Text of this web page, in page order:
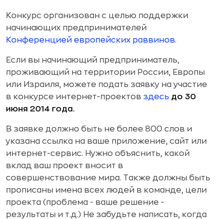
Конкурс организован с целью поддержки
начинающих предпринимателей
Конференцией европейских раввинов.
Если вы начинающий предприниматель,
проживающий на территории России, Европы
или Израиля, можете подать заявку на участие
в конкурсе интернет-проектов здесь до 30
июня 2014 года.
В заявке должно быть не более 800 слов и
указана ссылка на ваше приложение, сайт или
интернет-сервис. Нужно объяснить, какой
вклад ваш проект вносит в
совершенствование мира. Также должны быть
прописаны имена всех людей в команде, цели
проекта (проблема - ваше решение -
результаты и т.д.) Не забудьте написать, когда